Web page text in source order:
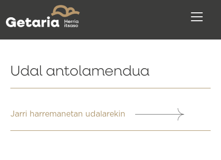
Udal antolamendua
Jarri harremanetan udalarekin